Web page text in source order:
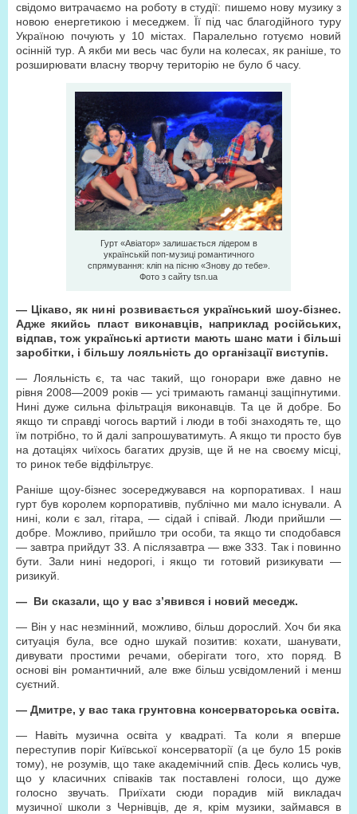
свідомо витрачаємо на роботу в студії: пишемо нову музику з
новою енергетикою і меседжем. Її під час благодійного туру
Україною почують у 10 містах. Паралельно готуємо новий
осінній тур. А якби ми весь час були на колесах, як раніше, то
розширювати власну творчу територію не було б часу.
Гурт «Авіатор» залишається лідером в
українській поп-музиці романтичного
спрямування: кліп на пісню «Знову до тебе».
Фото з сайту tsn.ua
— Цікаво, як нині розвивається український шоу-бізнес.
Адже якийсь пласт виконавців, наприклад російських,
відпав, тож українські артисти мають шанс мати і більші
заробітки, і більшу лояльність до організації виступів.
— Лояльність є, та час такий, що гонорари вже давно не
рівня 2008—2009 років — усі тримають гаманці защіпнутими.
Нині дуже сильна фільтрація виконавців. Та це й добре. Бо
якщо ти справді чогось вартий і люди в тобі знаходять те, що
їм потрібно, то й далі запрошуватимуть. А якщо ти просто був
на дотаціях чиїхось багатих друзів, ще й не на своєму місці,
то ринок тебе відфільтрує.
Раніше щоу-бізнес зосереджувався на корпоративах. І наш
гурт був королем корпоративів, публічно ми мало існували. А
нині, коли є зал, гітара, — сідай і співай. Люди прийшли —
добре. Можливо, прийшло три особи, та якщо ти сподобався
— завтра прийдут 33. А післязавтра — вже 333. Так і повинно
бути. Зали нині недорогі, і якщо ти готовий ризикувати —
ризикуй.
— Ви сказали, що у вас з’явився і новий меседж.
— Він у нас незмінний, можливо, більш дорослий. Хоч би яка
ситуація була, все одно шукай позитив: кохати, шанувати,
дивувати простими речами, оберігати того, хто поряд. В
основі він романтичний, але вже більш усвідомлений і менш
суєтний.
— Дмитре, у вас така грунтовна консерваторська освіта.
— Навіть музична освіта у квадраті. Та коли я вперше
переступив поріг Київської консерваторії (а це було 15 років
тому), не розумів, що таке академічний спів. Десь колись чув,
що у класичних співаків так поставлені голоси, що дуже
голосно звучать. Приїхати сюди порадив мій викладач
музичної школи з Чернівців, де я, крім музики, займався в